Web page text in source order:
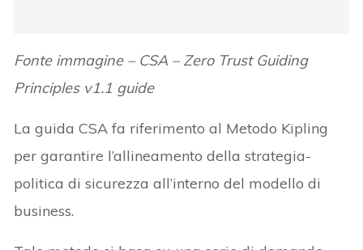
Fonte immagine – CSA – Zero Trust Guiding
Principles v1.1 guide
La guida CSA fa riferimento al Metodo Kipling
per garantire l’allineamento della strategia-
politica di sicurezza all’interno del modello di
business.